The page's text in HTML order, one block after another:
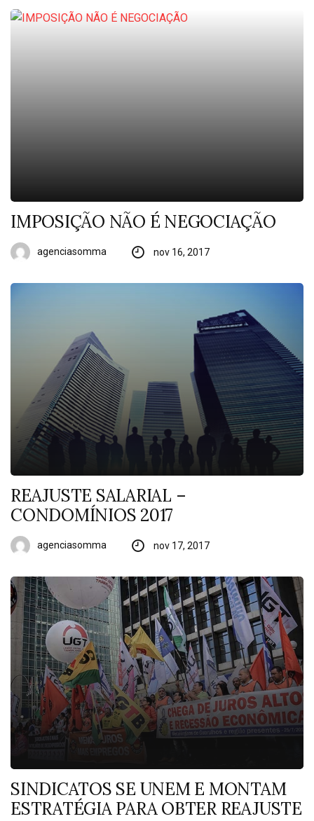
IMPOSIÇÃO NÃO É NEGOCIAÇÃO
agenciasomma nov 16, 2017
REAJUSTE SALARIAL –
CONDOMÍNIOS 2017
agenciasomma nov 17, 2017
SINDICATOS SE UNEM E MONTAM
ESTRATÉGIA PARA OBTER REAJUSTE